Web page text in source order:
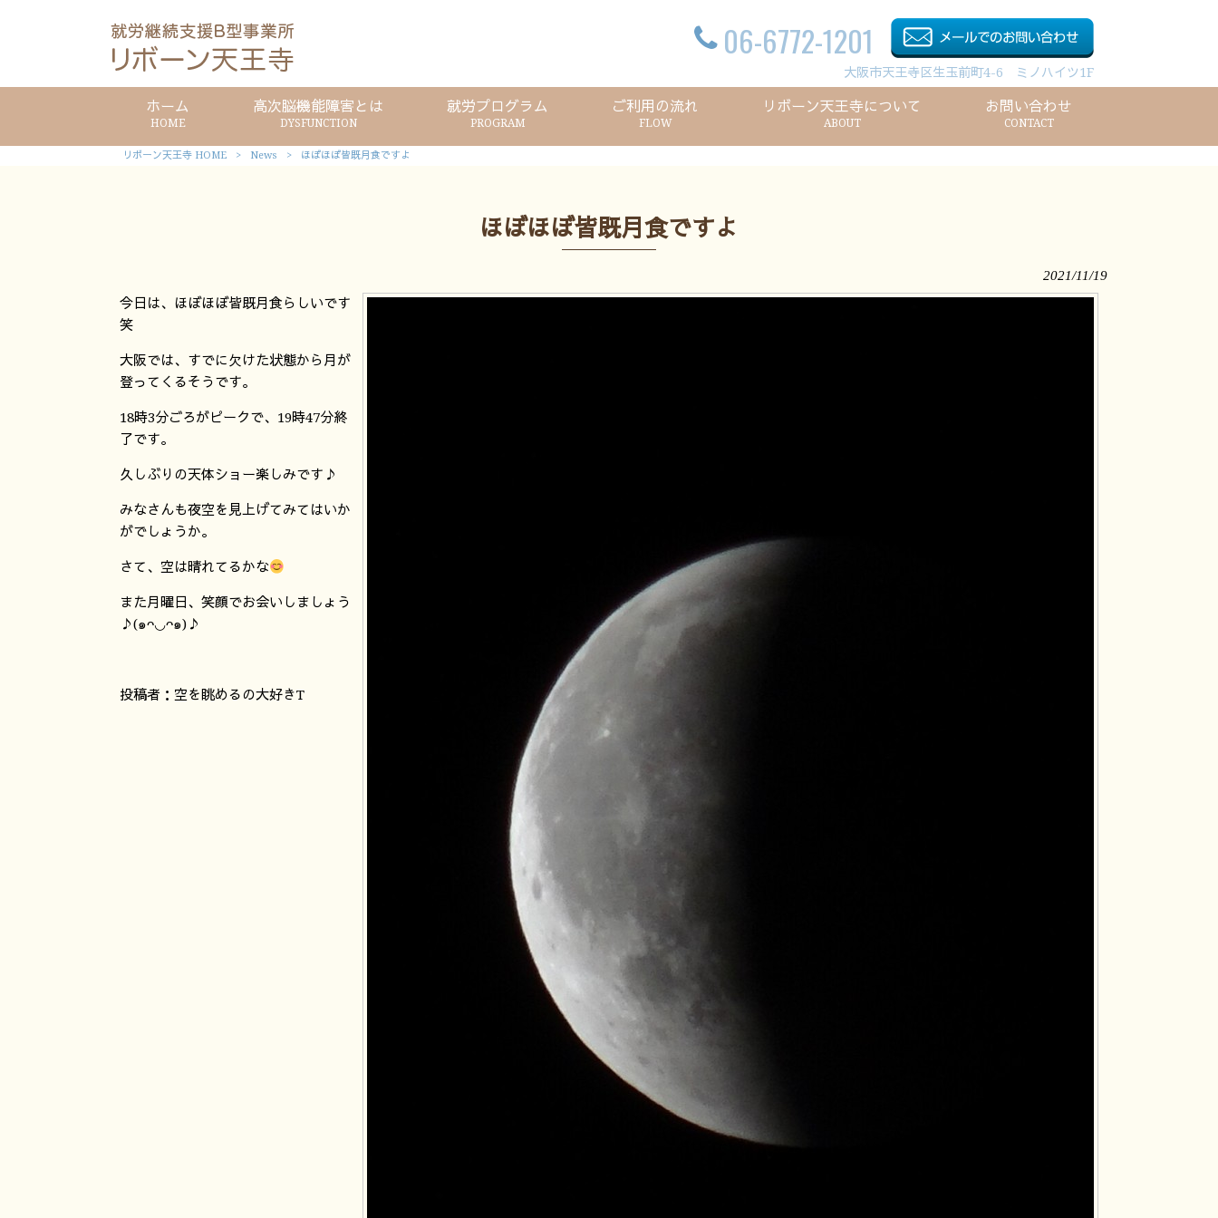
06-6772-1201
大阪市天王寺区生玉前町4-6 ミノハイツ1F
ホーム
HOME
高次脳機能障害とは
DYSFUNCTION
就労プログラム
PROGRAM
ご利用の流れ
FLOW
リボーン天王寺について
ABOUT
お問い合わせ
CONTACT
リボーン天王寺 HOME > News > ほぼほぼ皆既月食ですよ
ほぼほぼ皆既月食ですよ
2021/11/19
今日は、ほぼほぼ皆既月食らしいです
笑
大阪では、すでに欠けた状態から月が
登ってくるそうです。
18時3分ごろがピークで、19時47分終
了です。
久しぶりの天体ショー楽しみです♪
みなさんも夜空を見上げてみてはいか
がでしょうか。
さて、空は晴れてるかな
また月曜日、笑顔でお会いしましょう
♪(๑ᴖ◡ᴖ๑)♪
投稿者：空を眺めるの大好きT